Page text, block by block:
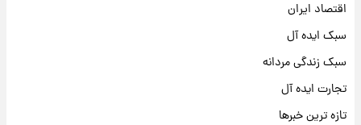
اقتصاد ایران
سبک ایده آل
سبک زندگی مردانه
تجارت ایده آل
تازه ترین خبرها